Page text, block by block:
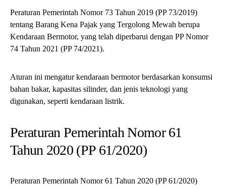
Peraturan Pemerintah Nomor 73 Tahun 2019 (PP 73/2019)
tentang Barang Kena Pajak yang Tergolong Mewah berupa
Kendaraan Bermotor, yang telah diperbarui dengan PP Nomor
74 Tahun 2021 (PP 74/2021).
Aturan ini mengatur kendaraan bermotor berdasarkan konsumsi
bahan bakar, kapasitas silinder, dan jenis teknologi yang
digunakan, seperti kendaraan listrik.
Peraturan Pemerintah Nomor 61
Tahun 2020 (PP 61/2020)
Peraturan Pemerintah Nomor 61 Tahun 2020 (PP 61/2020)